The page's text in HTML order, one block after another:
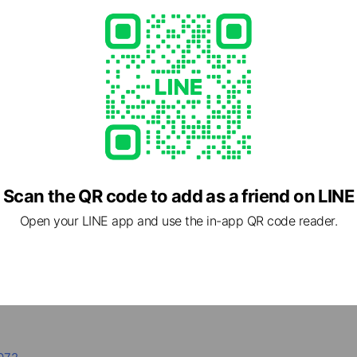
media
Scan the QR code to add as a friend on LINE
Open your LINE app and use the in-app QR code reader.